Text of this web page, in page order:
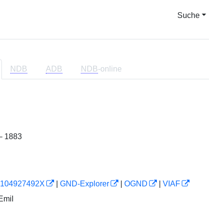
Suche
NDB ADB NDB-online
1883
GND-Explorer OGND
VIAF